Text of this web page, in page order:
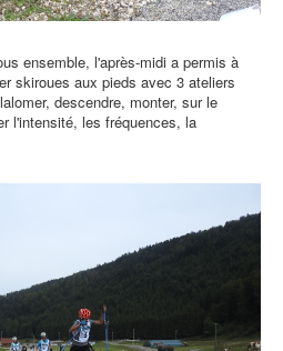
ensemble, l'après-midi a permis à
skiroues aux pieds avec 3 ateliers
descendre, monter, sur le
l'intensité, les fréquences, la